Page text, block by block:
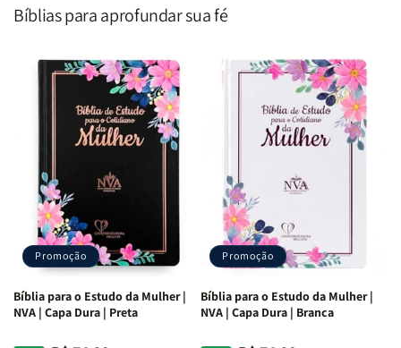
o
Coração
Deus
Ribeiro
o
Deus
|
Adriel
Ribeiro
|
Penkal
Penkal
Bíblias para aprofundar sua fé
Promoção
Bíblia para o Estudo da Mulher |
NVA | Capa Dura | Preta
Promoção
Bíblia para o Estudo da Mulher |
NVA | Capa Dura | Branca